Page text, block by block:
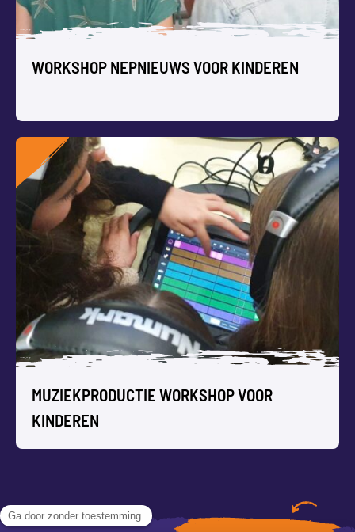
WORKSHOP NEPNIEUWS VOOR KINDEREN
WORKSHOP NEPNIEUWS VOOR
KINDEREN
Wat is er nou echt en wat is nep in het nieuws? In deze
workshop leer je ‘filteren’ en zelf fake news items creëren.
MUZIEKPRODUCTIE WORKSHOP VOOR
KINDEREN